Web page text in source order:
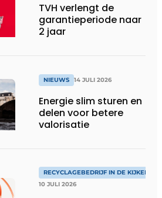
TVH verlengt de
garantieperiode naar
2 jaar
NIEUWS 14 JULI 2026
Energie slim sturen en
delen voor betere
valorisatie
RECYCLAGEBEDRIJF IN DE KIJKER
10 JULI 2026